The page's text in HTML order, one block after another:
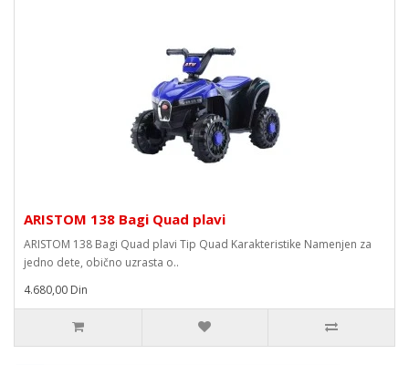
ARISTOM 138 Bagi Quad plavi
ARISTOM 138 Bagi Quad plavi Tip Quad Karakteristike Namenjen za
jedno dete, obično uzrasta o..
4.680,00 Din